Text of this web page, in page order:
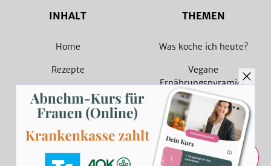
INHALT
Home
Rezepte
Magazin
Sammlungen
Rezept Suche
THEMEN
Was koche ich heute?
Vegane
Ernährungspyramide
Vegane Rezepte
Vegetarische Rezepte